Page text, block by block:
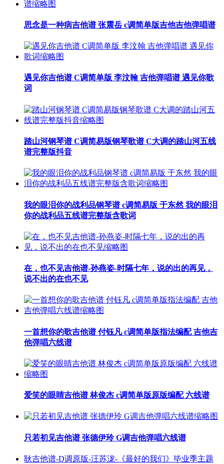
思念是一种病吉他谱 张震岳 c调简单版吉他吉他弹唱谱
遇见你吉他谱 C调简单版 李汶翰 吉他弹唱谱 遇见你歌
词
踏山河钢琴谱 C调简易版钢琴歌谱 C大调的踏山河五线
谱完整版抖音
我的眼泪你的战利品钢琴谱 c调简易版 于东然 我的眼泪
你的战利品五线谱完整版含歌词
在，也不见吉他谱-孙燕姿-时隔七年，说的出的再见，
说不出的在也不见
一首想你的歌吉他谱 付钰凡 c调简单版指法编配 吉他吉
他弹唱六线谱
爱笑的眼睛吉他谱 林俊杰 c调简单版原版编配 六线谱
只若初见吉他谱 张德伊玲 G调吉他弹唱六线谱
耿吉他谱-D调原版-汪苏泷-《最好的我们》毕业季主题